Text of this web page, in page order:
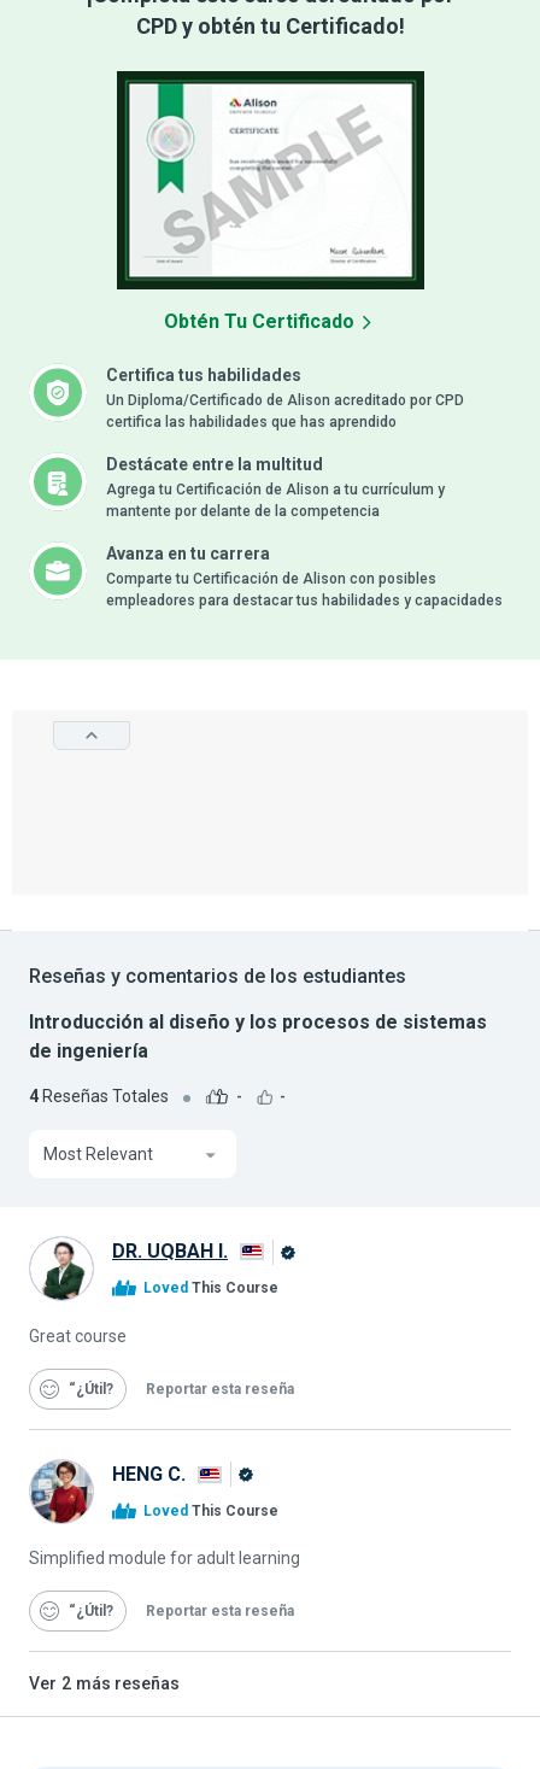
CPD y obtén tu Certificado!
Certifica tus habilidades
Un Diploma/Certificado de Alison acreditado por CPD
certifica las habilidades que has aprendido
Destácate entre la multitud
Agrega tu Certificación de Alison a tu currículum y
mantente por delante de la competencia
Avanza en tu carrera
Comparte tu Certificación de Alison con posibles
empleadores para destacar tus habilidades y capacidades
Obtén Tu Certificado
Reseñas y comentarios de los estudiantes
Introducción al diseño y los procesos de sistemas
de ingeniería
4 Reseñas Totales - -
Most Relevant
DR. UQBAH I.
Loved This Course
Great course
“¿Útil Reportar esta reseña
HENG C.
Alison
Loved This Course
Simplified module for adult learning
“¿Útil Reportar esta reseña
Ver 2 más reseñas